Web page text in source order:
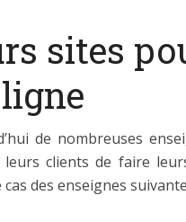
sites
de nombreuses
clients de faire
des enseignes